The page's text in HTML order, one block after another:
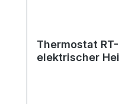
Thermostat
elektrischer